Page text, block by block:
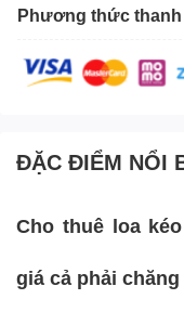
Phương thức thanh
ĐẶC ĐIỂM NỔI
Cho thuê loa
giá cả phải chăng